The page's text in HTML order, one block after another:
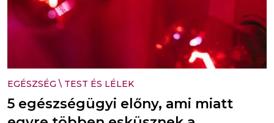
EGÉSZSÉG \ TEST ÉS LÉLEK
5 egészségügyi előny, ami miatt